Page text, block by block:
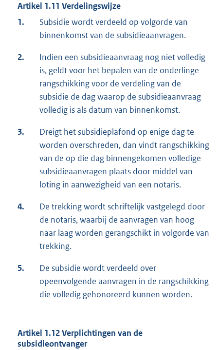
Artikel 1.11 Verdelingswijze
1.
Subsidie wordt verdeeld op volgorde van
binnenkomst van de subsidieaanvragen.
2.
Indien een subsidieaanvraag nog niet volledig
is, geldt voor het bepalen van de onderlinge
rangschikking voor de verdeling van de
subsidie de dag waarop de subsidieaanvraag
volledig is als datum van binnenkomst.
3.
Dreigt het subsidieplafond op enige dag te
worden overschreden, dan vindt rangschikking
van de op die dag binnengekomen volledige
subsidieaanvragen plaats door middel van
loting in aanwezigheid van een notaris.
4.
De trekking wordt schriftelijk vastgelegd door
de notaris, waarbij de aanvragen van hoog
naar laag worden gerangschikt in volgorde van
trekking.
5.
De subsidie wordt verdeeld over
opeenvolgende aanvragen in de rangschikking
die volledig gehonoreerd kunnen worden.
Artikel 1.12 Verplichtingen van de
subsidieontvanger